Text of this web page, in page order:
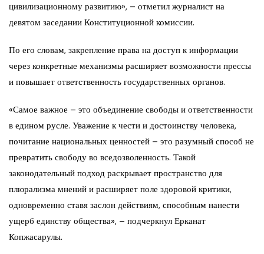
цивилизационному развитию», – отметил журналист на
девятом заседании Конституционной комиссии.
По его словам, закрепление права на доступ к информации
через конкретные механизмы расширяет возможности прессы
и повышает ответственность государственных органов.
«Самое важное – это объединение свободы и ответственности
в едином русле. Уважение к чести и достоинству человека,
почитание национальных ценностей – это разумный способ не
превратить свободу во вседозволенность. Такой
законодательный подход раскрывает пространство для
плюрализма мнений и расширяет поле здоровой критики,
одновременно ставя заслон действиям, способным нанести
ущерб единству общества», – подчеркнул Ерканат
Копжасарулы.